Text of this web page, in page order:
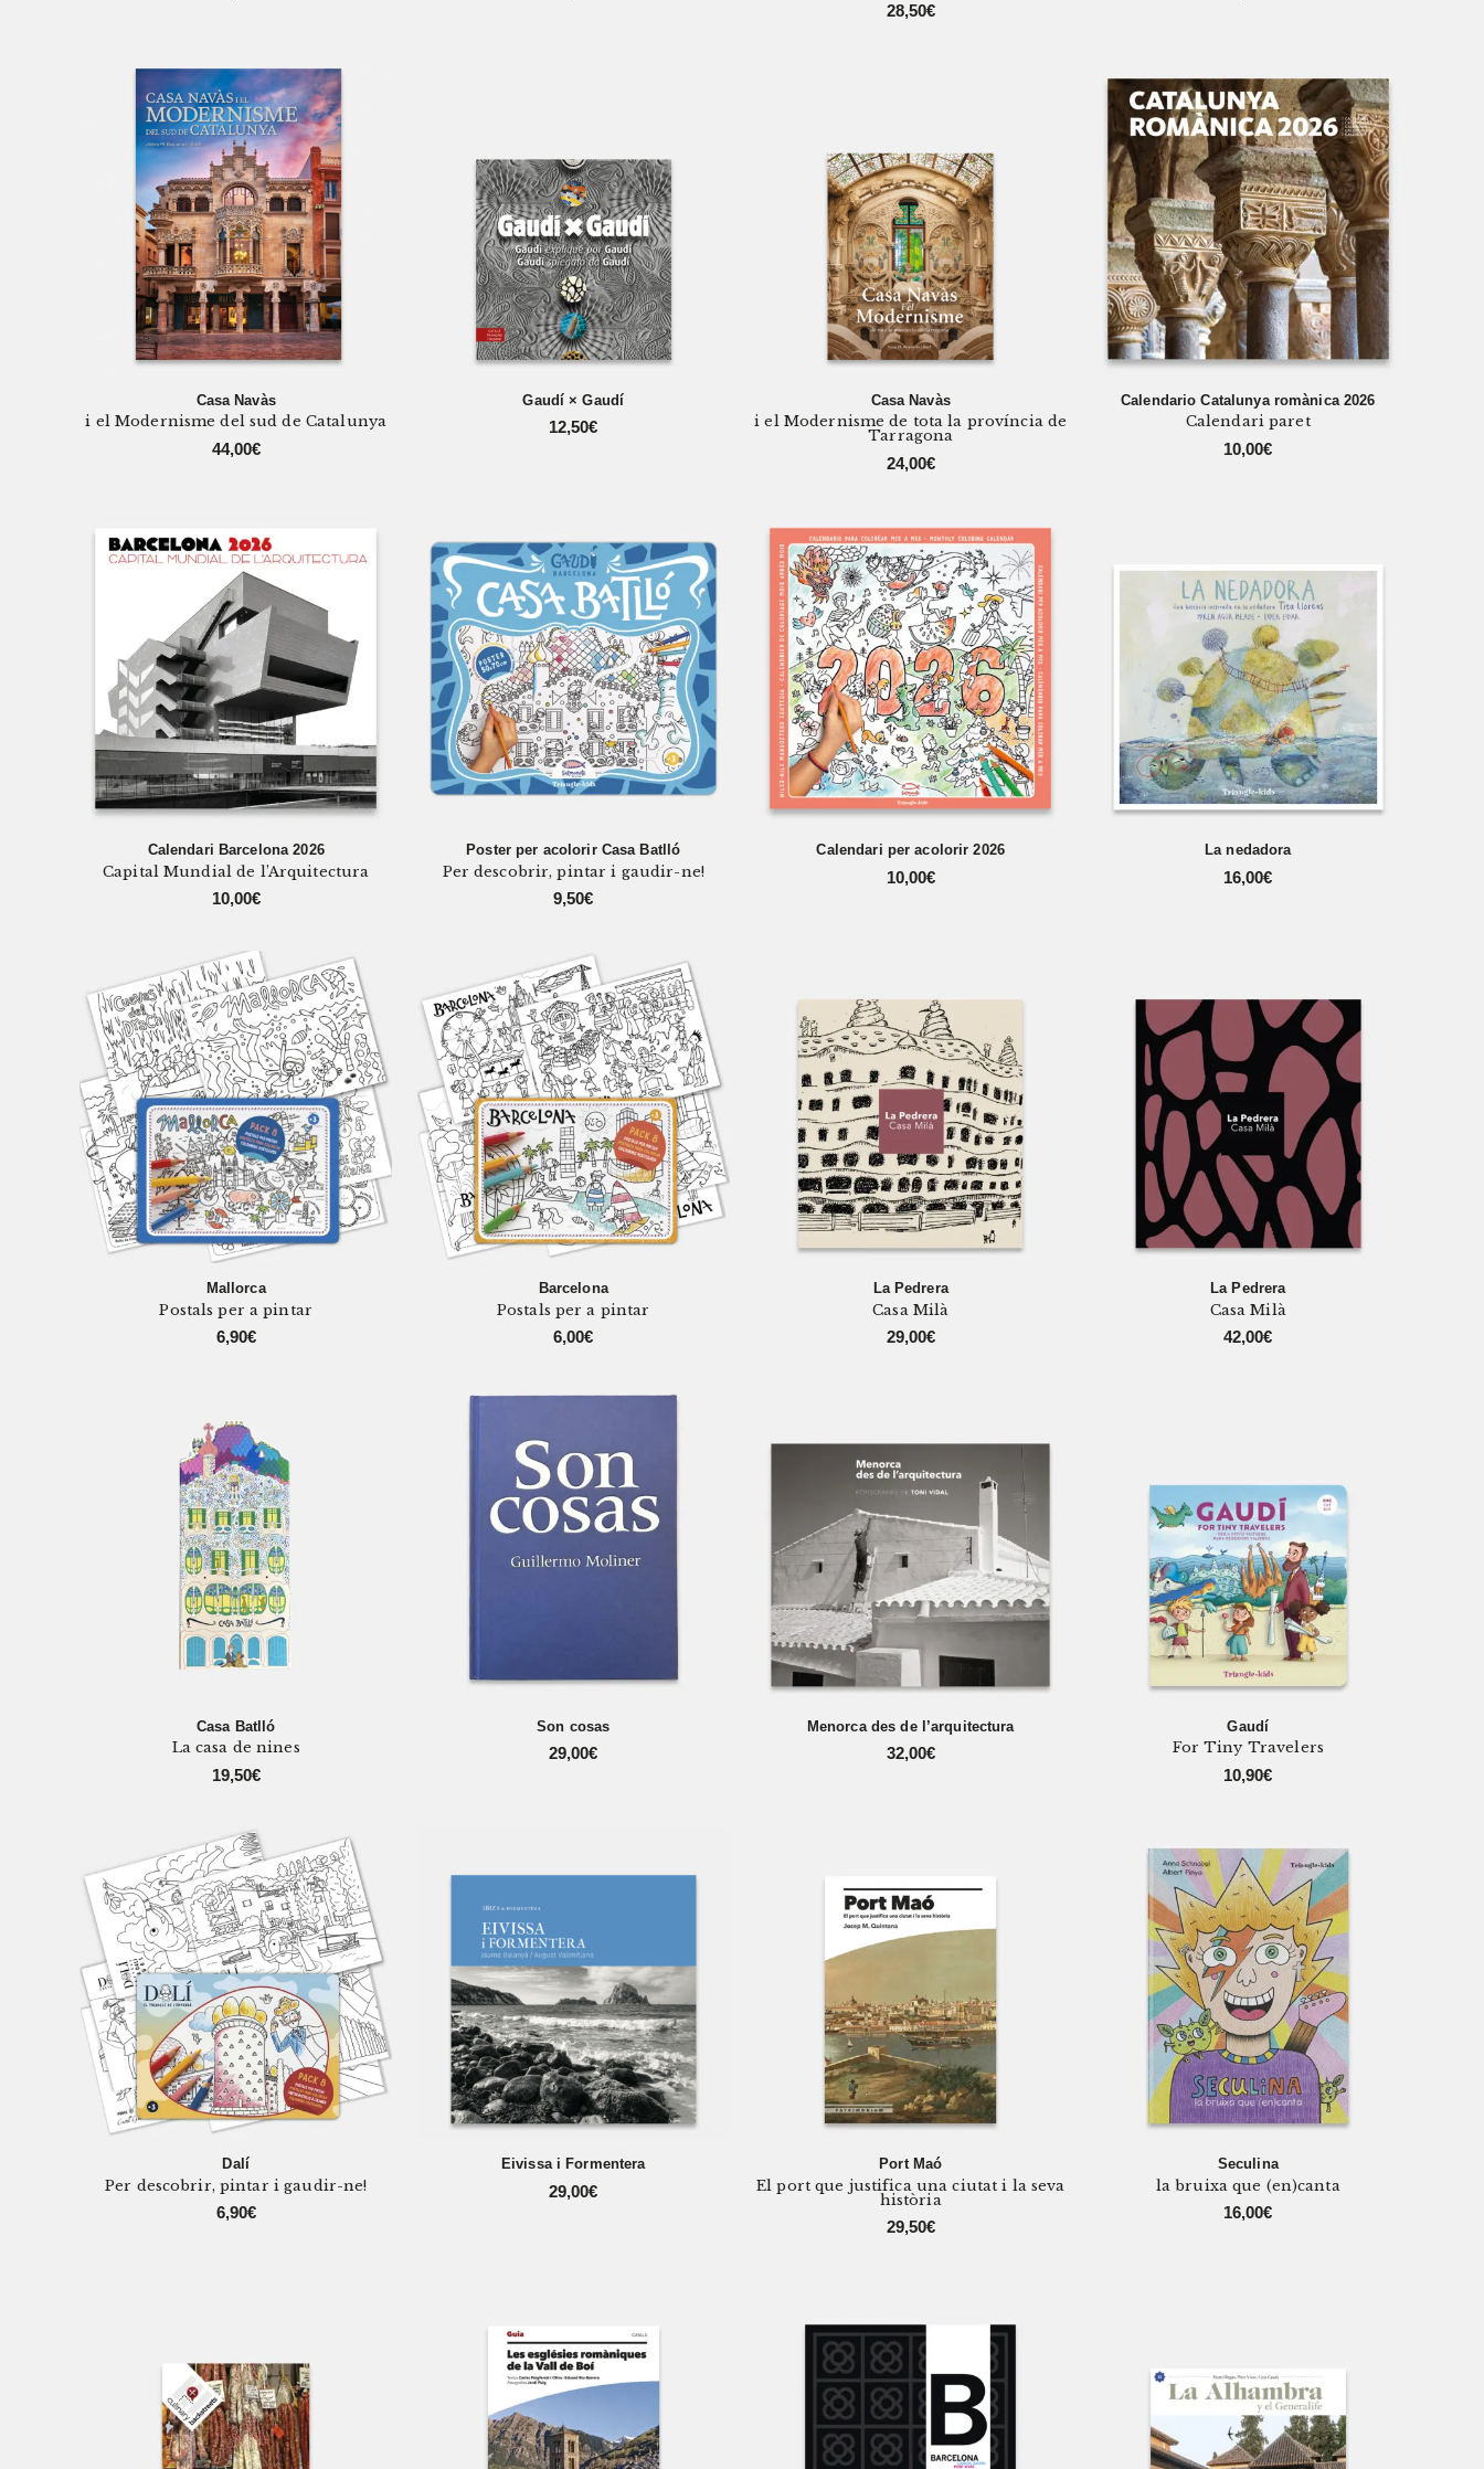
28,50€
Casa Navàs
i el Modernisme del sud de Catalunya
44,00€
Gaudí × Gaudí
12,50€
Casa Navàs
i el Modernisme de tota la província de
Tarragona
24,00€
Calendario Catalunya romànica 2026
Calendari paret
10,00€
Calendari Barcelona 2026
Capital Mundial de l’Arquitectura
10,00€
Poster per acolorir Casa Batlló
Per descobrir, pintar i gaudir-ne!
9,50€
Calendari per acolorir 2026
10,00€
La nedadora
16,00€
Mallorca
Postals per a pintar
6,90€
Barcelona
Postals per a pintar
6,00€
La Pedrera
Casa Milà
29,00€
La Pedrera
Casa Milà
42,00€
Casa Batlló
La casa de nines
19,50€
Son cosas
29,00€
Menorca des de l’arquitectura
32,00€
Gaudí
For Tiny Travelers
10,90€
Dalí
Per descobrir, pintar i gaudir-ne!
6,90€
Eivissa i Formentera
29,00€
Port Maó
El port que justifica una ciutat i la seva
història
29,50€
Seculina
la bruixa que (en)canta
16,00€